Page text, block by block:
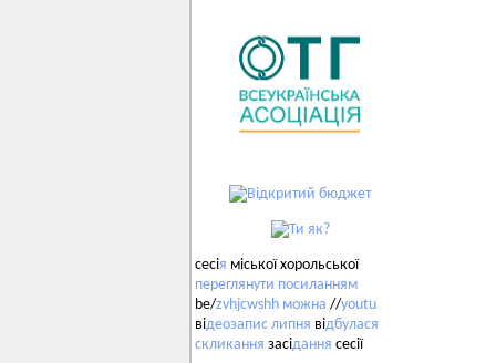
сесія міської хорольської
переглянути посиланням
be/zvhjcwshh можна //youtu
відеозапис липня відбулася
скликання засідання сесії